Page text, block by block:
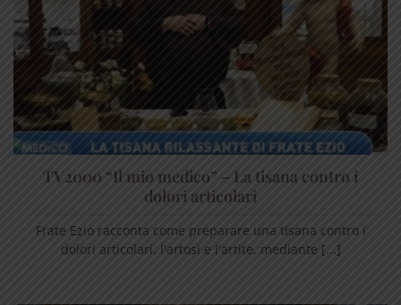
TV2000 “Il mio medico” – La tisana contro i
dolori articolari
Frate Ezio racconta come preparare una tisana contro i
dolori articolari, l'artosi e l'artite, mediante [...]